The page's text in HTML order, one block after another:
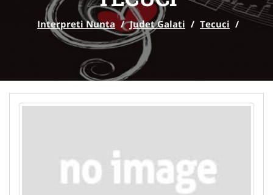
Interpreti Nunta / Judet Galati / Tecuci /